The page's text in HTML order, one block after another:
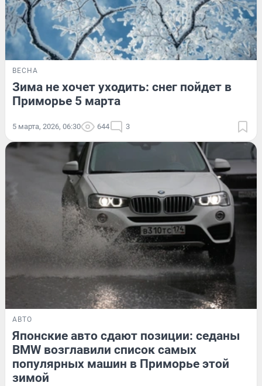
ВЕСНА
Зима не хочет уходить: снег пойдет в
Приморье 5 марта
5 марта, 2026, 06:30 644 3
АВТО
Японские авто сдают позиции: седаны
BMW возглавили список самых
популярных машин в Приморье этой
зимой